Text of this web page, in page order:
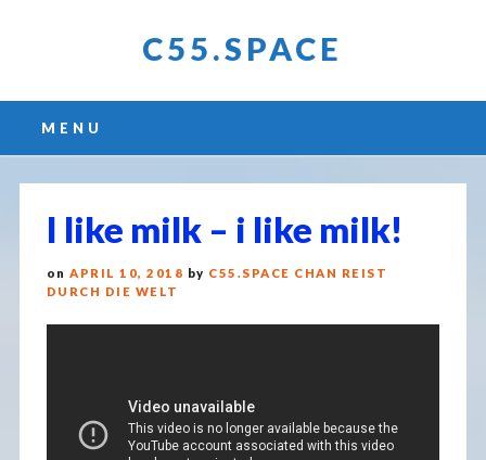
C55.SPACE
Main menu
content
MENU
I like milk – i like milk!
onAPRIL 10, 2018 by C55.SPACE CHAN REIST
DURCH DIE WELT